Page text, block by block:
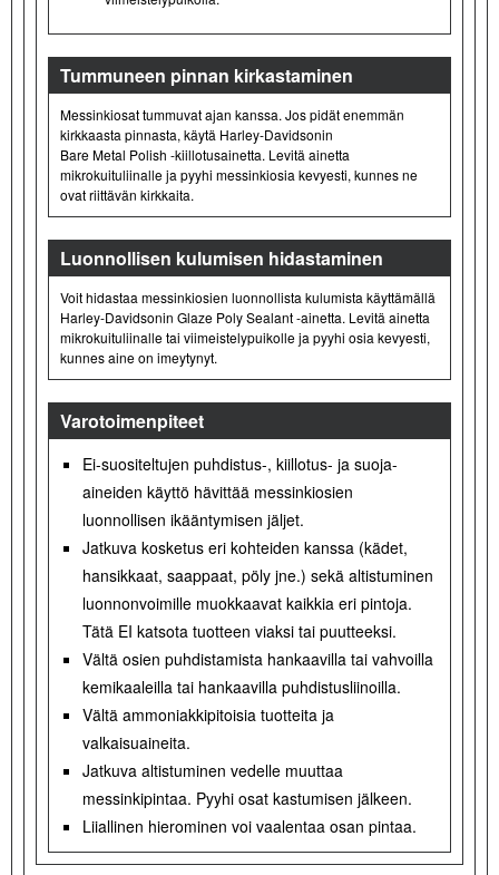
Tummuneen pinnan kirkastaminen
Messinkiosat tummuvat ajan kanssa. Jos pidät enemmän
kirkkaasta pinnasta, käytä Harley-Davidsonin
Bare Metal Polish -kiillotusainetta. Levitä ainetta
mikrokuituliinalle ja pyyhi messinkiosia kevyesti, kunnes ne
ovat riittävän kirkkaita.
Luonnollisen kulumisen hidastaminen
Voit hidastaa messinkiosien luonnollista kulumista käyttämällä
Harley-Davidsonin Glaze Poly Sealant -ainetta. Levitä ainetta
mikrokuituliinalle tai viimeistelypuikolle ja pyyhi osia kevyesti,
kunnes aine on imeytynyt.
Varotoimenpiteet
Ei-suositeltujen puhdistus-, kiillotus- ja suoja-
aineiden käyttö hävittää messinkiosien
luonnollisen ikääntymisen jäljet.
Jatkuva kosketus eri kohteiden kanssa (kädet,
hansikkaat, saappaat, pöly jne.) sekä altistuminen
luonnonvoimille muokkaavat kaikkia eri pintoja.
Tätä EI katsota tuotteen viaksi tai puutteeksi.
Vältä osien puhdistamista hankaavilla tai vahvoilla
kemikaaleilla tai hankaavilla puhdistusliinoilla.
Vältä ammoniakkipitoisia tuotteita ja
valkaisuaineita.
Jatkuva altistuminen vedelle muuttaa
messinkipintaa. Pyyhi osat kastumisen jälkeen.
Liiallinen hierominen voi vaalentaa osan pintaa.